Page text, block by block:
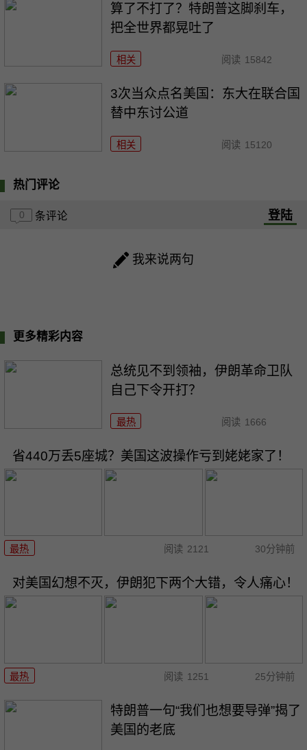
算了不打了？特朗普这脚刹车，
把全世界都晃吐了
相关 阅读 15842
3次当众点名美国：东大在联合国
替中东讨公道
相关 阅读 15120
热门评论
0 条评论 登陆
我来说两句
更多精彩内容
总统见不到领袖，伊朗革命卫队
自己下令开打？
最热 阅读 1666
省440万丢5座城？美国这波操作亏到姥姥家了！
最热 阅读 2121 30分钟前
对美国幻想不灭，伊朗犯下两个大错，令人痛心！
最热 阅读 1251 25分钟前
特朗普一句“我们也想要导弹”揭了
美国的老底